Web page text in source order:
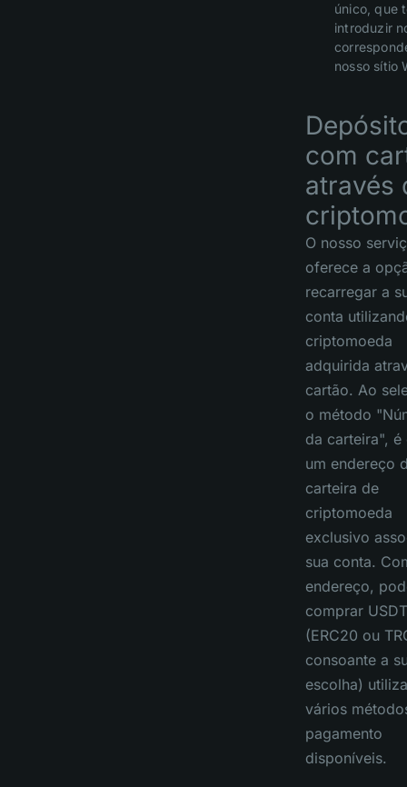
único, que
introduzir
nosso sítio
com
através
O nosso
oferece a
recarregar a
conta
criptomoeda
adquirida
cartão. Ao
o método
da carteira", é
um endereço
carteira de
criptomoeda
exclusivo
sua conta.
endereço,
comprar USDT
(ERC20 ou
consoante a
escolha)
vários
pagamento
disponíveis.